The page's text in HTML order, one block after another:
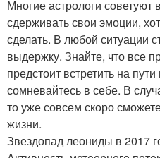
Многие астрологи советуют
сдерживать свои эмоции,
сделать. В любой ситуации
выдержку. Знайте, что все
предстоит встретить на
сомневайтесь в себе. В
то уже совсем скоро
жизни.
Звездопад леониды в 2017